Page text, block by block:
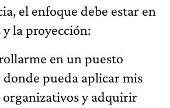
el enfoque debe estar en
la proyección:
en un puesto
pueda aplicar mis
y adquirir